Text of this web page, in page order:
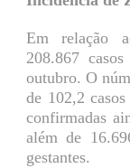
Em relação
208.867
outubro. O
de 102,2
confirmadas
além de
gestantes.